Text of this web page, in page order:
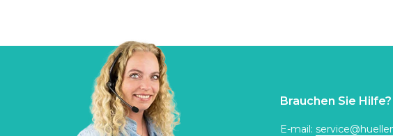
Brauchen Sie Hilfe?
E-mail: